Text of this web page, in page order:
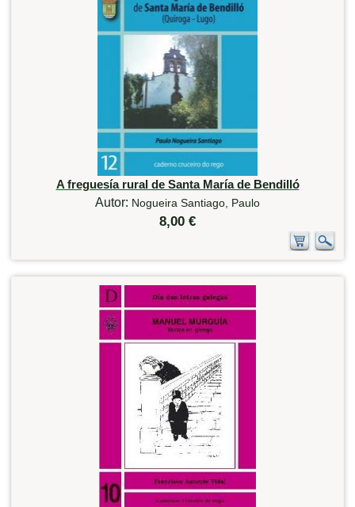
A freguesía rural de Santa María de Bendilló
Autor: Nogueira Santiago, Paulo
8,00 €